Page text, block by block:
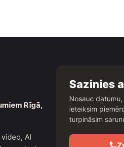
Rīgā,
AI
Sazinies
Nosauc
ieteiksim
turpināsim